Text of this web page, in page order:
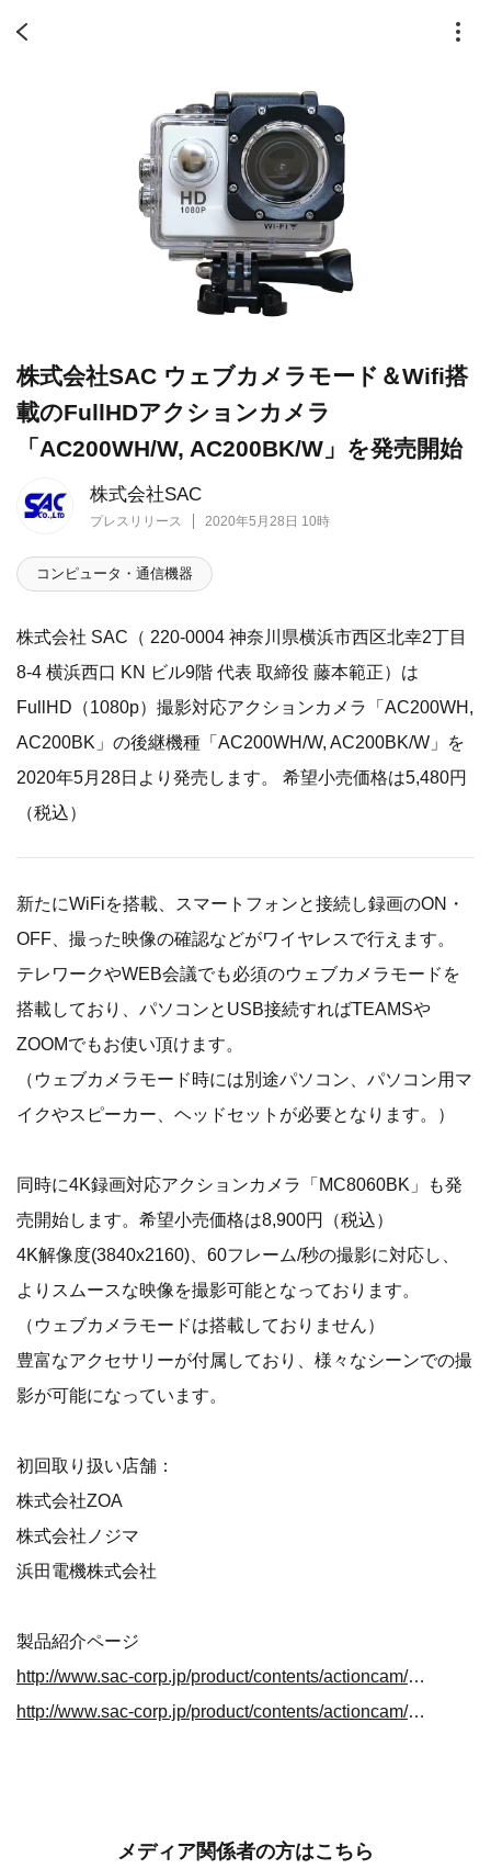
株式会社SAC
プレスリリース 2020年5月28日 10時
株式会社SAC ウェブカメラモード＆Wifi搭
載のFullHDアクションカメラ
「AC200WH/W, AC200BK/W」を発売開始
コンピュータ・通信機器
株式会社 SAC（ 220-0004 神奈川県横浜市西区北幸2丁目
8-4 横浜西口 KN ビル9階 代表 取締役 藤本範正）は
FullHD（1080p）撮影対応アクションカメラ「AC200WH,
AC200BK」の後継機種「AC200WH/W, AC200BK/W」を
2020年5月28日より発売します。 希望小売価格は5,480円
（税込）
新たにWiFiを搭載、スマートフォンと接続し録画のON・
OFF、撮った映像の確認などがワイヤレスで行えます。
テレワークやWEB会議でも必須のウェブカメラモードを
搭載しており、パソコンとUSB接続すればTEAMSや
ZOOMでもお使い頂けます。
（ウェブカメラモード時には別途パソコン、パソコン用マ
イクやスピーカー、ヘッドセットが必要となります。）
同時に4K録画対応アクションカメラ「MC8060BK」も発
売開始します。希望小売価格は8,900円（税込）
4K解像度(3840x2160)、60フレーム/秒の撮影に対応し、
よりスムースな映像を撮影可能となっております。
（ウェブカメラモードは搭載しておりません）
豊富なアクセサリーが付属しており、様々なシーンでの撮
影が可能になっています。
初回取り扱い店舗：
株式会社ZOA
株式会社ノジマ
浜田電機株式会社
製品紹介ページ
http://www.sac-corp.jp/product/contents/actioncam/ac200w.html
http://www.sac-corp.jp/product/contents/actioncam/mc8060bk.html
メディア関係者の方はこちら